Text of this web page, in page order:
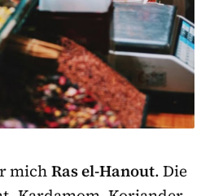
michRas el-Hanout. Die